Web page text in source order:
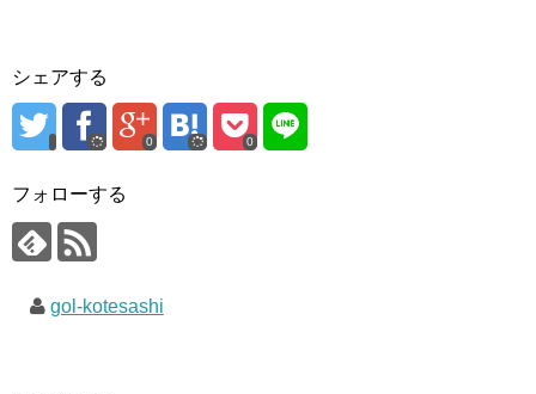
シェアする
0 0
フォローする
gol-kotesashi